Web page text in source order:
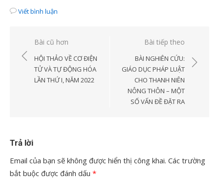
Viết bình luận
Điều
hướng
viết
Bài cũ hơn
HỘI THẢO VỀ CƠ ĐIỆN
TỬ VÀ TỰ ĐỘNG HÓA
LẦN THỨ I, NĂM 2022
Bài tiếp theo
BÀI NGHIÊN CỨU:
GIÁO DỤC PHÁP LUẬT
CHO THANH NIÊN
NÔNG THÔN – MỘT
SỐ VẤN ĐỀ ĐẶT RA
Trả lời
Email của bạn sẽ không được hiển thị công khai. Các trường
bắt buộc được đánh dấu *